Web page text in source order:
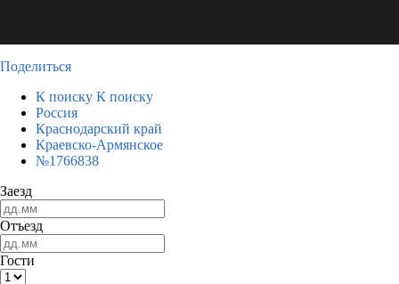
Поделиться
К поиску К поиску
Россия
Краснодарский край
Краевско-Армянское
№1766838
Заезд
Отъезд
Гости